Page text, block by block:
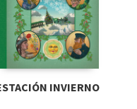
INVIERNO